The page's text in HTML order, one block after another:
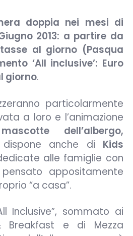
doppia nei mesi di
2013: a partire da
al giorno (Pasqua
‘All inclusive’: Euro
giorno.
particolarmente
a loro e l’animazione
mascotte dell’albergo,
dispone anche di Kids
alle famiglie con
appositamente
“a casa”.
Inclusive”, sommato ai
e di Mezza